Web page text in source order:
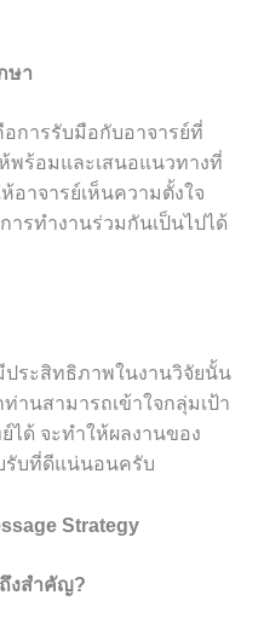
ษา
การรับมือกับอาจารย์ที่
พร้อมและเสนอแนวทางที่
อาจารย์เห็นความตั้งใจ
ารทำงานร่วมกันเป็นไปได้
ประสิทธิภาพในงานวิจัยนั้น
นสามารถเข้าใจกลุ่มเป้า
ได้ จะทำให้ผลงานของ
รับที่ดีแน่นอนครับ
Strategy
งสำคัญ?